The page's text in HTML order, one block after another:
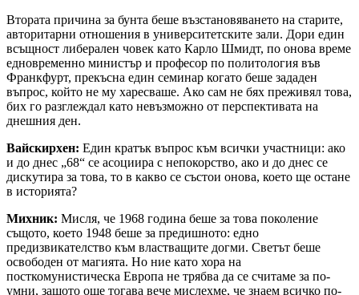
Втората причина за бунта беше възстановяването на старите,
авторитарни отношения в университетските зали. Дори един
всъщност либерален човек като Карло Шмидт, по онова време
едновременно министър и професор по политология във
Франкфурт, прекъсна един семинар когато беше зададен
въпрос, който не му харесваше. Ако сам не бях преживял това,
бих го разглеждал като невъзможно от перспективата на
днешния ден.
Вайскирхен: Един кратък въпрос към всички участници: ако
и до днес „68“ се асоциира с непокорство, ако и до днес се
дискутира за това, то в какво се състои онова, което ще остане
в историята?
Михник: Мисля, че 1968 година беше за това поколение
същото, което 1948 беше за предишното: едно
предизвикателство към властващите догми. Светът беше
освободен от магията. Но ние като хора на
посткомунистическа Европа не трябва да се считаме за по-
умни, защото още тогава вече мислехме, че знаем всичко по-